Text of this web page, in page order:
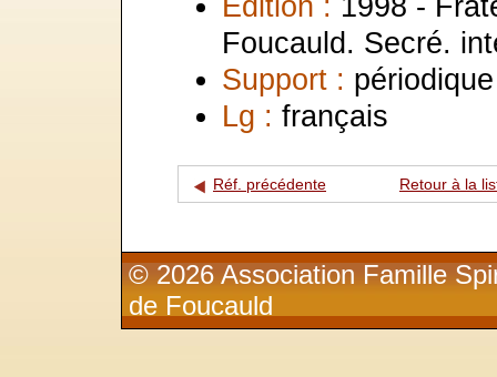
Foucauld. Secré.
Support : périodique
Lg : français
Réf. précédente Retour à la
© 2026 Association Famille
de Foucauld